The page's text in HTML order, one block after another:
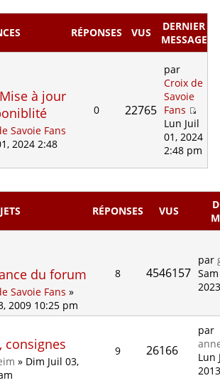
RÉPONSES VUS
DERNIER
MESSAGE
à jour
Savoie Fans
2024 2:48
0 22765
par
Croix de
Savoie
Fans
Lun Juil
01, 2024
2:48 pm
RÉPONSES VUS
du forum
Savoie Fans »
2009 10:25 pm
8 4546157
par
consignes
» Dim Juil 03,
9 26166
par
Lun